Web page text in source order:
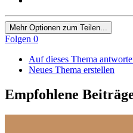
Mehr Optionen zum Teilen...
Folgen 0
Auf dieses Thema
Neues Thema erstellen
Empfohlene